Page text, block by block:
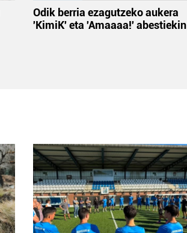
Odik berria ezagutzeko aukera
'KimiK' eta 'Amaaaa!' abestiekin